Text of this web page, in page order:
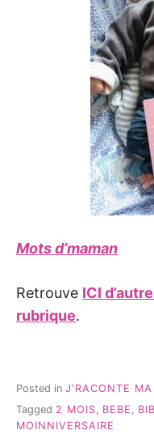
Mots d’maman
Retrouve ICI
rubrique.
Posted in J'RACONTE
Tagged 2 MOIS, BEBE ,
MOINNIVERSAIRE